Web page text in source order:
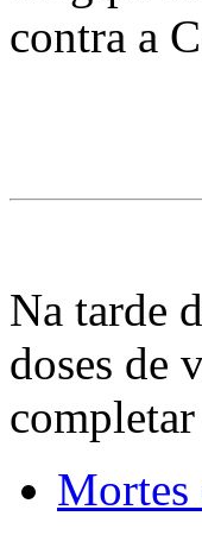
contra a
Na tarde
doses de
Mortes